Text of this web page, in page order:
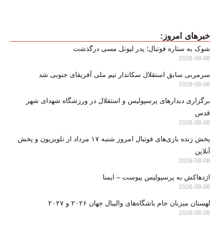
خبرهای امروز:
شوک به ستاره فوتبال؛ پدر لیونل مسی درگذشت
2026-08-08
سرمربی سابق استقلال سکاندار تیم ملی آفریقای جنوبی شد
2026-08-08
برگزاری دیدارهای پرسپولیس و استقلال در ورزشگاه شهدای شهر
قدس
2026-08-08
پخش زنده بازی‌های فوتبال امروز شنبه ۱۷ مرداد از تلویزیون و پخش
آنلاین
2026-08-08
اژدهاکش به پرسپولیس پیوست – ایمنا
2026-08-08
لهستان میزبان جام باشگاه‌های والیبال جهان ۲۰۲۶ و ۲۰۲۷
2026-08-08